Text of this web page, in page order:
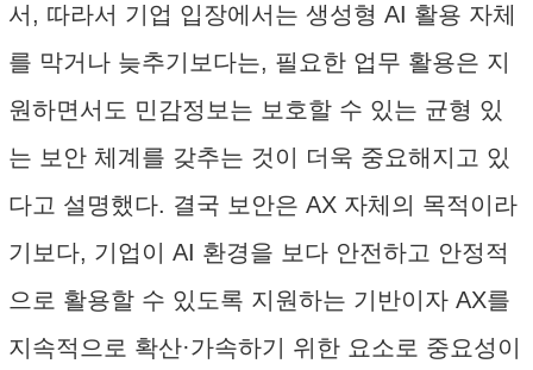
서, 따라서 기업 입장에서는 생성형 AI 활용 자체
를 막거나 늦추기보다는, 필요한 업무 활용은 지
원하면서도 민감정보는 보호할 수 있는 균형 있
는 보안 체계를 갖추는 것이 더욱 중요해지고 있
다고 설명했다. 결국 보안은 AX 자체의 목적이라
기보다, 기업이 AI 환경을 보다 안전하고 안정적
으로 활용할 수 있도록 지원하는 기반이자 AX를
지속적으로 확산·가속하기 위한 요소로 중요성이